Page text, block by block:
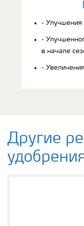
- Улучшения
-
в начале
-
Другие